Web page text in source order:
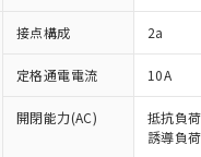
接点構成 2a
定格通電電流 10A
開閉能力(AC)
抵抗負
誘導負
件をお読みいただき、同意
EU RoHS指令（10物質）
した製品に切り替える予定
なし：EU RoHS指令（10
非対応の商品で、対応品を